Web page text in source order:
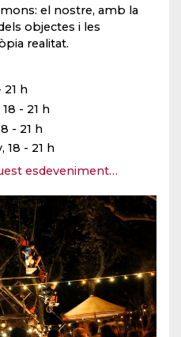
el nostre, amb la
objectes i les
realitat.
21 h
- 21 h
- 21 h
18 - 21 h
esdeveniment…